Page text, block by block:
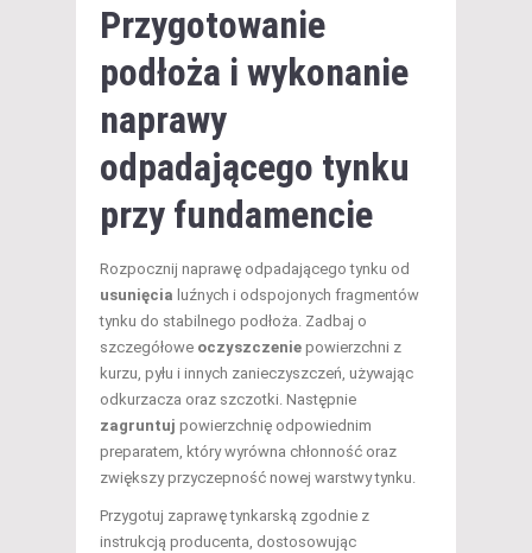
Przygotowanie
podłoża i wykonanie
naprawy
odpadającego tynku
przy fundamencie
Rozpocznij naprawę odpadającego tynku od
usunięcia luźnych i odspojonych fragmentów
tynku do stabilnego podłoża. Zadbaj o
szczegółowe oczyszczenie powierzchni z
kurzu, pyłu i innych zanieczyszczeń, używając
odkurzacza oraz szczotki. Następnie
zagruntuj powierzchnię odpowiednim
preparatem, który wyrówna chłonność oraz
zwiększy przyczepność nowej warstwy tynku.
Przygotuj zaprawę tynkarską zgodnie z
instrukcją producenta, dostosowując